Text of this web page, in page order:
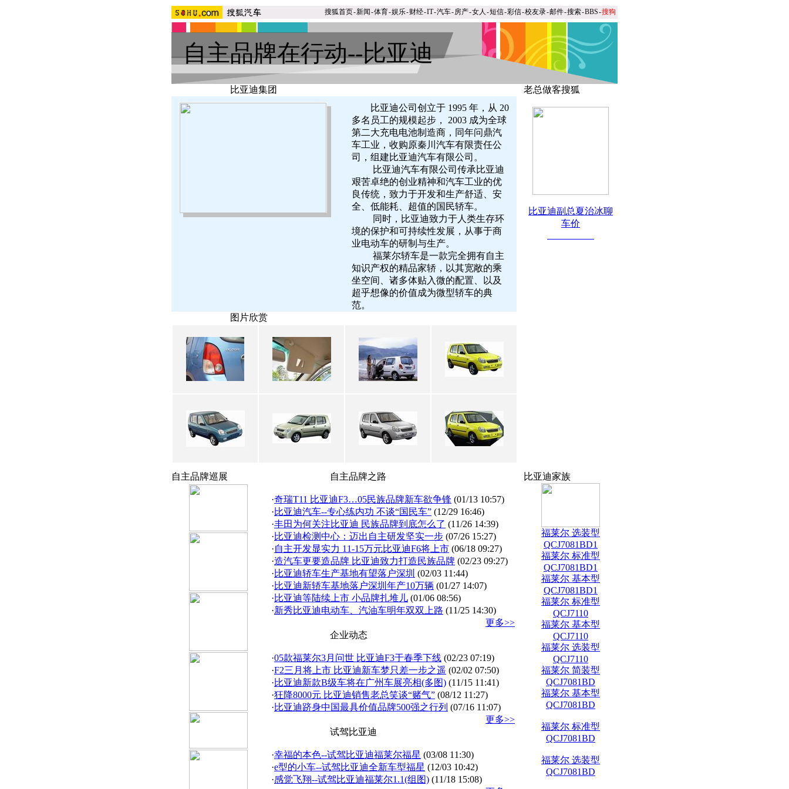
搜狐首页-新闻-体育-娱乐-财经-IT-汽车-房产-女人 -短信-彩信-校友录-邮件-搜索-BBS-搜狗
自主品牌在行动--比亚迪
比亚迪集团
比亚迪公司创立于 1995 年，从 20
多名员工的规模起步， 2003 成为全球
第二大充电电池制造商，同年问鼎汽
车工业，收购原秦川汽车有限责任公
司，组建比亚迪汽车有限公司。
比亚迪汽车有限公司传承比亚迪
艰苦卓绝的创业精神和汽车工业的优
良传统，致力于开发和生产舒适、安
全、低能耗、超值的国民轿车。
同时，比亚迪致力于人类生存环
境的保护和可持续性发展，从事于商
业电动车的研制与生产。
福莱尔轿车是一款完全拥有自主
知识产权的精品家轿，以其宽敞的乘
坐空间、诸多体贴入微的配置、以及
超乎想像的价值成为微型轿车的典
范。
图片欣赏
老总做客搜狐
比亚迪副总夏治冰聊
车价
自主品牌巡展 自主品牌之路
·奇瑞T11 比亚迪F3…05民族品牌新车欲争锋 (01/13 10:57)
·比亚迪汽车--专心练内功 不谈“国民车” (12/29 16:46)
·丰田为何关注比亚迪 民族品牌到底怎么了 (11/26 14:39)
·比亚迪检测中心：迈出自主研发坚实一步 (07/26 15:27)
·自主开发显实力 11-15万元比亚迪F6将上市 (06/18 09:27)
·造汽车更要造品牌 比亚迪致力打造民族品牌 (02/23 09:27)
·比亚迪轿车生产基地有望落户深圳 (02/03 11:44)
·比亚迪新轿车基地落户深圳年产10万辆 (01/27 14:07)
·比亚迪等陆续上市 小品牌扎堆儿 (01/06 08:56)
·新秀比亚迪电动车、汽油车明年双双上路 (11/25 14:30)
更多>>
企业动态
·05款福莱尔3月问世 比亚迪F3于春季下线 (02/23 07:19)
·F2三月将上市 比亚迪新车梦只差一步之遥 (02/02 07:50)
·比亚迪新款B级车将在广州车展亮相(多图) (11/15 11:41)
·狂降8000元 比亚迪销售老总笑谈“赌气” (08/12 11:27)
·比亚迪跻身中国最具价值品牌500强之行列 (07/16 11:07)
更多>>
试驾比亚迪
·幸福的本色--试驾比亚迪福莱尔福星 (03/08 11:30)
·e型的小车--试驾比亚迪全新车型福星 (12/03 10:42)
·感觉飞翔--试驾比亚迪福莱尔1.1(组图) (11/18 15:08)
比亚迪家族
福莱尔 选装型
QCJ7081BD1
福莱尔 标准型
QCJ7081BD1
福莱尔 基本型
QCJ7081BD1
福莱尔 标准型
QCJ7110
福莱尔 基本型
QCJ7110
福莱尔 选装型
QCJ7110
福莱尔 简装型
QCJ7081BD
福莱尔 基本型
QCJ7081BD
福莱尔 标准型
QCJ7081BD
福莱尔 选装型
QCJ7081BD